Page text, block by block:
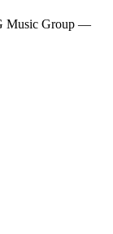
Music Group —